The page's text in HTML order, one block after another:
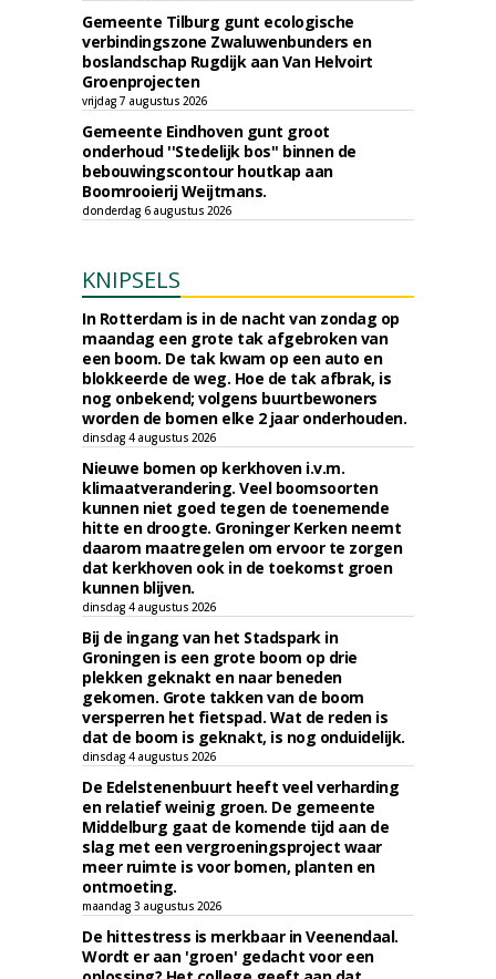
Gemeente Tilburg gunt ecologische
verbindingszone Zwaluwenbunders en
boslandschap Rugdijk aan Van Helvoirt
Groenprojecten
vrijdag 7 augustus 2026
Gemeente Eindhoven gunt groot
onderhoud ''Stedelijk bos'' binnen de
bebouwingscontour houtkap aan
Boomrooierij Weijtmans.
donderdag 6 augustus 2026
KNIPSELS
In Rotterdam is in de nacht van zondag op
maandag een grote tak afgebroken van
een boom. De tak kwam op een auto en
blokkeerde de weg. Hoe de tak afbrak, is
nog onbekend; volgens buurtbewoners
worden de bomen elke 2 jaar onderhouden.
dinsdag 4 augustus 2026
Nieuwe bomen op kerkhoven i.v.m.
klimaatverandering. Veel boomsoorten
kunnen niet goed tegen de toenemende
hitte en droogte. Groninger Kerken neemt
daarom maatregelen om ervoor te zorgen
dat kerkhoven ook in de toekomst groen
kunnen blijven.
dinsdag 4 augustus 2026
Bij de ingang van het Stadspark in
Groningen is een grote boom op drie
plekken geknakt en naar beneden
gekomen. Grote takken van de boom
versperren het fietspad. Wat de reden is
dat de boom is geknakt, is nog onduidelijk.
dinsdag 4 augustus 2026
De Edelstenenbuurt heeft veel verharding
en relatief weinig groen. De gemeente
Middelburg gaat de komende tijd aan de
slag met een vergroeningsproject waar
meer ruimte is voor bomen, planten en
ontmoeting.
maandag 3 augustus 2026
De hittestress is merkbaar in Veenendaal.
Wordt er aan 'groen' gedacht voor een